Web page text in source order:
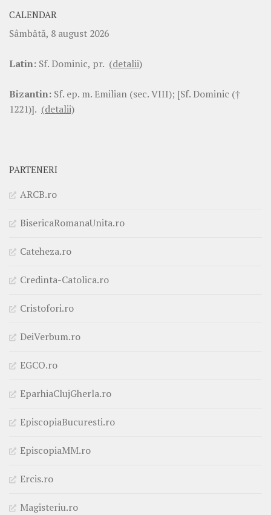
CALENDAR
Sâmbătă, 8 august 2026
Latin: Sf. Dominic, pr. (detalii)
Bizantin: Sf. ep. m. Emilian (sec. VIII); [Sf. Dominic (†
1221)]. (detalii)
PARTENERI
ARCB.ro
BisericaRomanaUnita.ro
Cateheza.ro
Credinta-Catolica.ro
Cristofori.ro
DeiVerbum.ro
EGCO.ro
EparhiaClujGherla.ro
EpiscopiaBucuresti.ro
EpiscopiaMM.ro
Ercis.ro
Magisteriu.ro